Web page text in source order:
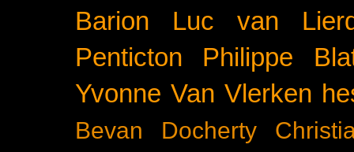
Barion
Luc van
Penticton
Philippe
Yvonne Van Vlerken
Bevan Docherty